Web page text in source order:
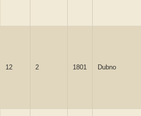
12 2 1801 Dubno